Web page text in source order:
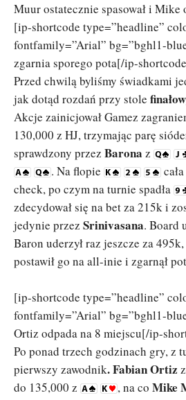
Muur ostatecznie spasował i Mike
[ip-shortcode type=”headline”
fontfamily=”Arial” bg=”bghl1-
zgarnia sporego pota[/ip-
Przed chwilą byliśmy świadkami
jak dotąd rozdań przy stole
Akcje zainicjował Gamez
130,000 z HJ, trzymając parę
sprawdzony przez Barona z
. Na flopie
check, po czym na turnie spadła
zdecydował się na bet za 215k i
jedynie przez Srinivasana. Board
Baron uderzył raz jeszcze za
postawił go na all-inie i zgarnął
[ip-shortcode type=”headline”
fontfamily=”Arial” bg=”bghl1-
Ortiz odpada na 8 miejscu[/ip-
Po ponad trzech godzinach gry, z
pierwszy zawodnik. Fabian Ortiz
do 135,000 z
, na co Mike